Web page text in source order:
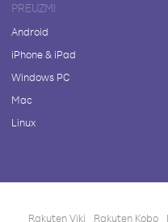
PREUZMI
Android
iPhone & iPad
Windows PC
Mac
Linux
Rakuten Viki Rakuten Kobo